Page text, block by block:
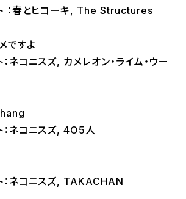
：春とヒコーキ, The Structures
ですよ
ネコニスズ, カメレオン・ライム・ウー
：ネコニスズ, 4O5人
：ネコニスズ, TAKACHAN